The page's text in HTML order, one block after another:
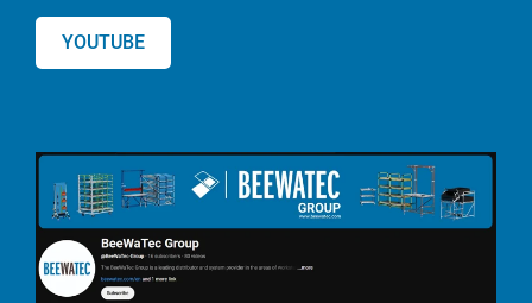
YOUTUBE